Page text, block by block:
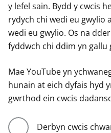
y lefel sain. Bydd y cwcis
rydych chi wedi eu gwylio
wedi eu gwylio. Os na
fyddwch chi ddim yn gallu
Mae YouTube yn
hunain at eich dyfais hyd
gwrthod ein cwcis
Derbyn cwcis